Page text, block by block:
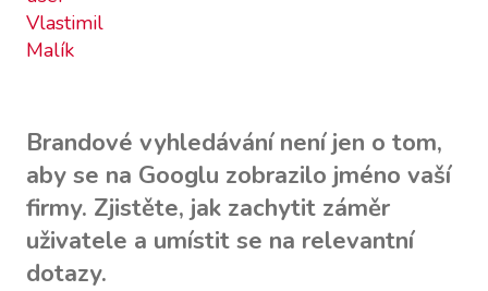
Brandové vyhledávání není jen o tom,
aby se na Googlu zobrazilo jméno vaší
firmy. Zjistěte, jak zachytit záměr
uživatele a umístit se na relevantní
dotazy.